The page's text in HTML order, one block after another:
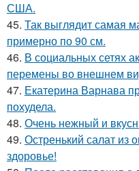
США.
45. Так выглядит самая
примерно по 90 см.
46. В социальных сетях
перемены во внешнем
47. Екатерина Варнава
похудела.
48. Очень нежный и
49. Остренький салат из
здоровье!